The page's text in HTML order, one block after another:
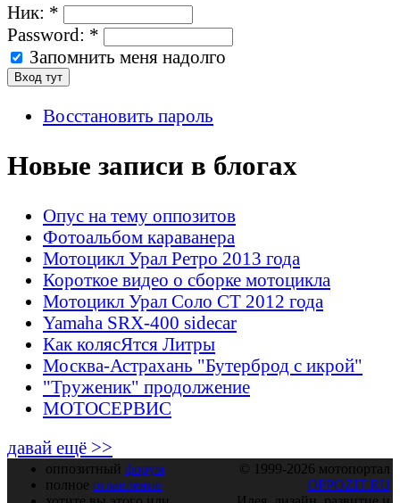
Ник: *
Password: *
Запомнить меня надолго
Восстановить пароль
Новые записи в блогах
Опус на тему оппозитов
Фотоальбом караванера
Мотоцикл Урал Ретро 2013 года
Короткое видео о сборке мотоцикла
Мотоцикл Урал Соло СТ 2012 года
Yamaha SRX-400 sidecar
Как колясЯтся Литры
Москва-Астрахань "Бутерброд с икрой"
"Труженик" продолжение
МОТОСЕРВИС
давай ещё >>
оппозитный форум
полное оглавление
© 1999-2026 мотопортал
OPPOZIT.RU